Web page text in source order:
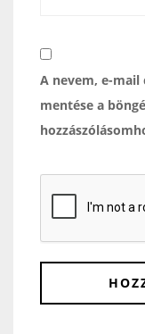
A nevem, e-mail
mentése a